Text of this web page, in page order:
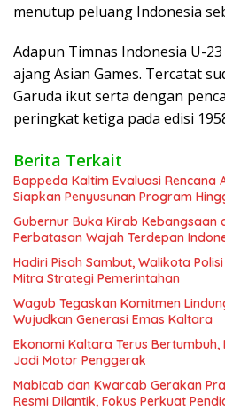
menutup peluang Indonesia
Adapun Timnas Indonesia U-
ajang Asian Games. Tercatat
Garuda ikut serta dengan
peringkat ketiga pada edisi
Berita Terkait
Bappeda Kaltim Evaluasi Rencana
Siapkan Penyusunan Program
Gubernur Buka Kirab Kebangsaan
Perbatasan Wajah Terdepan
Hadiri Pisah Sambut, Walikota
Mitra Strategi Pemerintahan
Wagub Tegaskan Komitmen
Wujudkan Generasi Emas Kaltara
Ekonomi Kaltara Terus
Jadi Motor Penggerak
Mabicab dan Kwarcab Gerakan
Resmi Dilantik, Fokus Perkuat